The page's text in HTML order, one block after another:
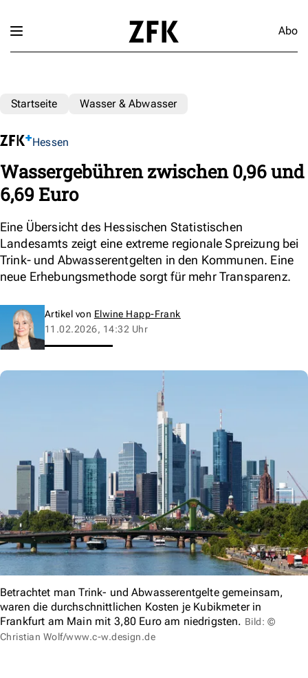
Abo
Startseite Wasser & Abwasser
Hessen
Wassergebühren zwischen 0,96 und
6,69 Euro
Eine Übersicht des Hessischen Statistischen
Landesamts zeigt eine extreme regionale Spreizung bei
Trink- und Abwasserentgelten in den Kommunen. Eine
neue Erhebungsmethode sorgt für mehr Transparenz.
Artikel von Elwine Happ-Frank
11.02.2026, 14:32 Uhr
Betrachtet man Trink- und Abwasserentgelte gemeinsam,
waren die durchschnittlichen Kosten je Kubikmeter in
Frankfurt am Main mit 3,80 Euro am niedrigsten. Bild: ©
Christian Wolf/www.c-w.design.de